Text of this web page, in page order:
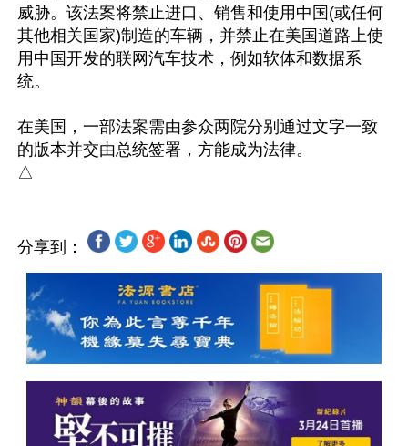
威胁。该法案将禁止进口、销售和使用中国(或任何
其他相关国家)制造的车辆，并禁止在美国道路上使
用中国开发的联网汽车技术，例如软体和数据系
统。
在美国，一部法案需由参众两院分别通过文字一致
的版本并交由总统签署，方能成为法律。
分享到：